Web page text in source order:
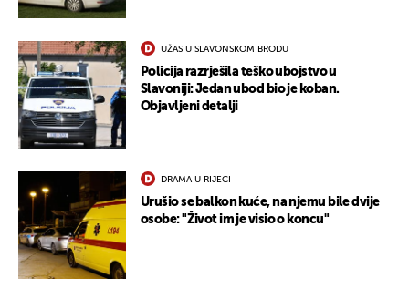
UŽAS U SLAVONSKOM BRODU
Policija razrješila teško ubojstvo u
Slavoniji: Jedan ubod bio je koban.
Objavljeni detalji
DRAMA U RIJECI
Urušio se balkon kuće, na njemu bile dvije
osobe: "Život im je visio o koncu"